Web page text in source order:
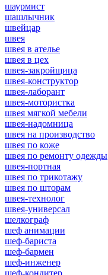
шаурмист
шашлычник
швейцар
швея
швея в ателье
швея в цех
швея-закройщица
швея-конструктор
швея-лаборант
швея-мотористка
швея мягкой мебели
швея-надомница
швея на производство
швея по коже
швея по ремонту одежды
швея-портная
швея по трикотажу
швея по шторам
швея-технолог
швея-универсал
шелкограф
шеф анимации
шеф-бариста
шеф-бармен
шеф-инженер
шеф-кондитер